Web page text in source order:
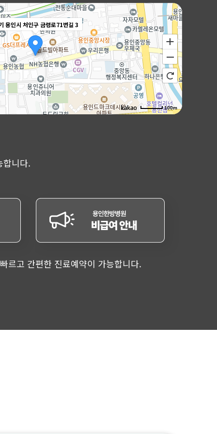
용인시 처인구 금령로71번길 3
100m
합니다.
르고 간편한 진료예약이 가능합니다.